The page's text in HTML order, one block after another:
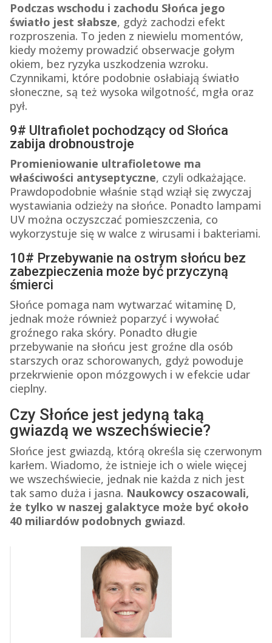
Podczas wschodu i zachodu Słońca jego
światło jest słabsze, gdyż zachodzi efekt
rozproszenia. To jeden z niewielu momentów,
kiedy możemy prowadzić obserwacje gołym
okiem, bez ryzyka uszkodzenia wzroku.
Czynnikami, które podobnie osłabiają światło
słoneczne, są też wysoka wilgotność, mgła oraz
pył.
9# Ultrafiolet pochodzący od Słońca
zabija drobnoustroje
Promieniowanie ultrafioletowe ma
właściwości antyseptyczne, czyli odkażające.
Prawdopodobnie właśnie stąd wziął się zwyczaj
wystawiania odzieży na słońce. Ponadto lampami
UV można oczyszczać pomieszczenia, co
wykorzystuje się w walce z wirusami i bakteriami.
10# Przebywanie na ostrym słońcu bez
zabezpieczenia może być przyczyną
śmierci
Słońce pomaga nam wytwarzać witaminę D,
jednak może również poparzyć i wywołać
groźnego raka skóry. Ponadto długie
przebywanie na słońcu jest groźne dla osób
starszych oraz schorowanych, gdyż powoduje
przekrwienie opon mózgowych i w efekcie udar
cieplny.
Czy Słońce jest jedyną taką
gwiazdą we wszechświecie?
Słońce jest gwiazdą, którą określa się czerwonym
karłem. Wiadomo, że istnieje ich o wiele więcej
we wszechświecie, jednak nie każda z nich jest
tak samo duża i jasna. Naukowcy oszacowali,
że tylko w naszej galaktyce może być około
40 miliardów podobnych gwiazd.